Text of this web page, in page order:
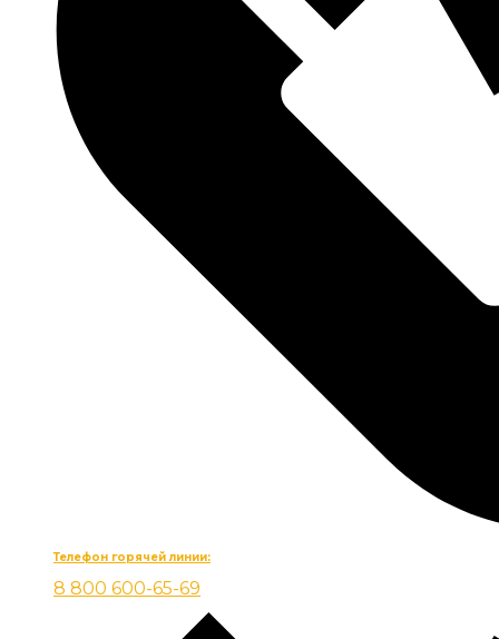
Телефон горячей линии:
8 800 600-65-69